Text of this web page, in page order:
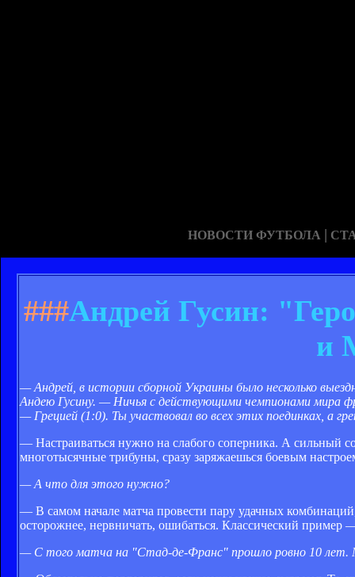
НОВОСТИ ФУТБОЛА |
###Андрей Гусин:
и
— Андрей, в истории сборной Украины было несколько
Андею Гусину. — Ничья с действующими чемпионами мира
— Грецией (1:0). Ты участвовал во всех этих поединках, а
— Настраиваться нужно на слабого соперника. А сильный
многотысячные трибуны, сразу заряжаешься боевым
— А что для этого нужно?
— В самом начале матча провести пару удачных
осторожнее, нервничать, ошибаться. Классический пример
— С того матча на "Стад-де-Франс" прошло ровно 10